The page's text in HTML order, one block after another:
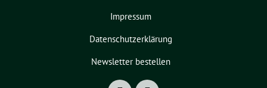
Impressum
Datenschutzerklärung
Newsletter bestellen